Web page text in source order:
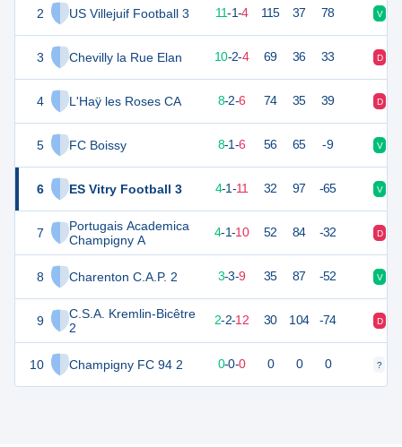
2 US Villejuif Football 3
3 Chevilly la Rue Elan
4 L'Haÿ les Roses CA
5 FC Boissy
6 ES Vitry Football 3
7
Portugais Academica
Champigny A
8 Charenton C.A.P. 2
9
C.S.A. Kremlin-Bicêtre
2
10 Champigny FC 94 2
34 16 11-1-4 115 37 78 V
32 10-2-4 69 36 33 D
26 8-2-6 74 35 39 D
8-1-6 56 65 -9 V
13 4-1-11 32 97 -65 V
12 16 4-1-10 52 84 -32 D
11 3-3-9 35 87 -52 V
8 16 2-2-12 30 104 -74 D
0 0-0-0 0 0 0 ?